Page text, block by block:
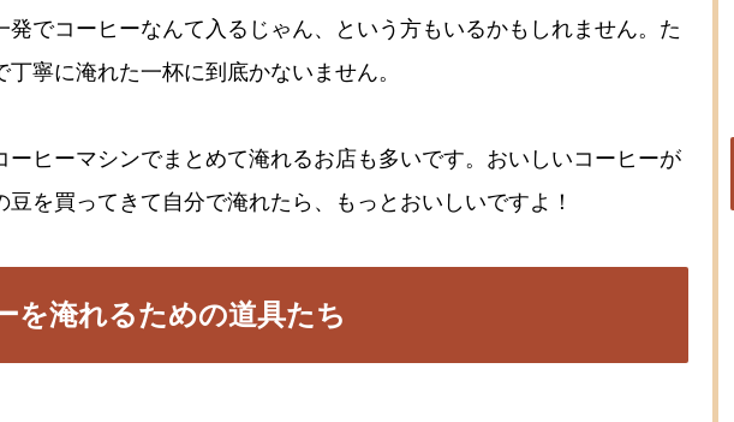
発でコーヒーなんて入るじゃん、という方もいるかもしれません。た
寧に淹れた一杯に到底かないません。
ーヒーマシンでまとめて淹れるお店も多いです。おいしいコーヒーが
を買ってきて自分で淹れたら、もっとおいしいですよ！
を淹れるための道具たち